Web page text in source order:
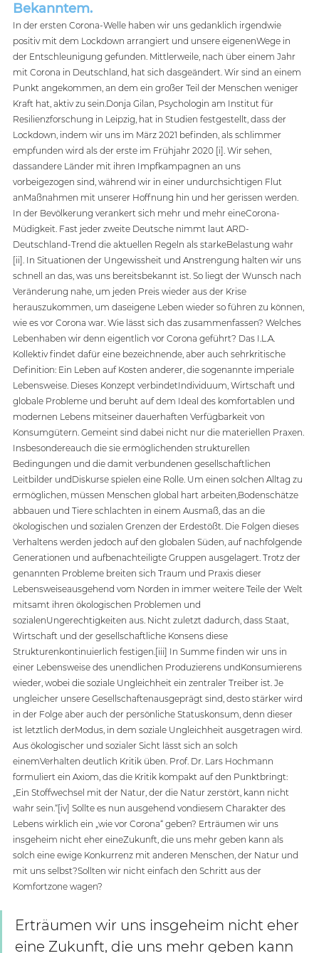
Bekanntem.
In der ersten Corona-Welle haben wir uns gedanklich irgendwie
positiv mit dem Lockdown arrangiert und unsere eigenenWege in
der Entschleunigung gefunden. Mittlerweile, nach über einem Jahr
mit Corona in Deutschland, hat sich dasgeändert. Wir sind an einem
Punkt angekommen, an dem ein großer Teil der Menschen weniger
Kraft hat, aktiv zu sein.Donja Gilan, Psychologin am Institut für
Resilienzforschung in Leipzig, hat in Studien festgestellt, dass der
Lockdown, indem wir uns im März 2021 befinden, als schlimmer
empfunden wird als der erste im Frühjahr 2020 [i]. Wir sehen,
dassandere Länder mit ihren Impfkampagnen an uns
vorbeigezogen sind, während wir in einer undurchsichtigen Flut
anMaßnahmen mit unserer Hoffnung hin und her gerissen werden.
In der Bevölkerung verankert sich mehr und mehr eineCorona-
Müdigkeit. Fast jeder zweite Deutsche nimmt laut ARD-
Deutschland-Trend die aktuellen Regeln als starkeBelastung wahr
[ii]. In Situationen der Ungewissheit und Anstrengung halten wir uns
schnell an das, was uns bereitsbekannt ist. So liegt der Wunsch nach
Veränderung nahe, um jeden Preis wieder aus der Krise
herauszukommen, um daseigene Leben wieder so führen zu können,
wie es vor Corona war. Wie lässt sich das zusammenfassen? Welches
Lebenhaben wir denn eigentlich vor Corona geführt? Das I.L.A.
Kollektiv findet dafür eine bezeichnende, aber auch sehrkritische
Definition: Ein Leben auf Kosten anderer, die sogenannte imperiale
Lebensweise. Dieses Konzept verbindetIndividuum, Wirtschaft und
globale Probleme und beruht auf dem Ideal des komfortablen und
modernen Lebens mitseiner dauerhaften Verfügbarkeit von
Konsumgütern. Gemeint sind dabei nicht nur die materiellen Praxen.
Insbesondereauch die sie ermöglichenden strukturellen
Bedingungen und die damit verbundenen gesellschaftlichen
Leitbilder undDiskurse spielen eine Rolle. Um einen solchen Alltag zu
ermöglichen, müssen Menschen global hart arbeiten,Bodenschätze
abbauen und Tiere schlachten in einem Ausmaß, das an die
ökologischen und sozialen Grenzen der Erdestößt. Die Folgen dieses
Verhaltens werden jedoch auf den globalen Süden, auf nachfolgende
Generationen und aufbenachteiligte Gruppen ausgelagert. Trotz der
genannten Probleme breiten sich Traum und Praxis dieser
Lebensweiseausgehend vom Norden in immer weitere Teile der Welt
mitsamt ihren ökologischen Problemen und
sozialenUngerechtigkeiten aus. Nicht zuletzt dadurch, dass Staat,
Wirtschaft und der gesellschaftliche Konsens diese
Strukturenkontinuierlich festigen.[iii] In Summe finden wir uns in
einer Lebensweise des unendlichen Produzierens undKonsumierens
wieder, wobei die soziale Ungleichheit ein zentraler Treiber ist. Je
ungleicher unsere Gesellschaftenausgeprägt sind, desto stärker wird
in der Folge aber auch der persönliche Statuskonsum, denn dieser
ist letztlich derModus, in dem soziale Ungleichheit ausgetragen wird.
Aus ökologischer und sozialer Sicht lässt sich an solch
einemVerhalten deutlich Kritik üben. Prof. Dr. Lars Hochmann
formuliert ein Axiom, das die Kritik kompakt auf den Punktbringt:
„Ein Stoffwechsel mit der Natur, der die Natur zerstört, kann nicht
wahr sein.“[iv] Sollte es nun ausgehend vondiesem Charakter des
Lebens wirklich ein „wie vor Corona“ geben? Erträumen wir uns
insgeheim nicht eher eineZukunft, die uns mehr geben kann als
solch eine ewige Konkurrenz mit anderen Menschen, der Natur und
mit uns selbst?Sollten wir nicht einfach den Schritt aus der
Komfortzone wagen?
Erträumen wir uns insgeheim nicht eher
eine Zukunft, die uns mehr geben kann